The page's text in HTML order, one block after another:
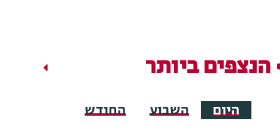
הנצפים ביותר
היום השבוע החודש